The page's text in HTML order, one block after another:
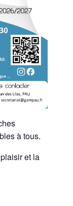
à tous.
et la